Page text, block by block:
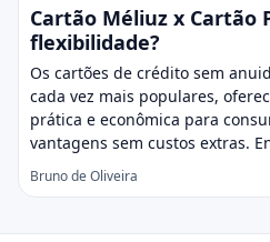
Cartão Méliuz x Cartão
flexibilidade?
Os cartões de crédito sem
cada vez mais populares,
prática e econômica para
vantagens sem custos extras.
Bruno de Oliveira